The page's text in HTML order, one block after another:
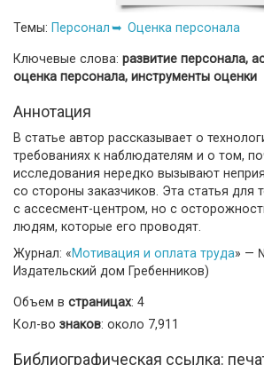
Темы: Персонал Оценка персонала
Ключевые слова: развитие персонала,
оценка персонала, инструменты оценки
Аннотация
В статье автор рассказывает о
требованиях к наблюдателям и о том,
исследования нередко вызывают
со стороны заказчиков. Эта статья для
с ассесмент-центром, но с
людям, которые его проводят.
Журнал: «Мотивация и оплата труда» —
Издательский дом Гребенников)
Объем в страницах: 4
Кол-во знаков: около 7,911
Библиографическая ссылка: